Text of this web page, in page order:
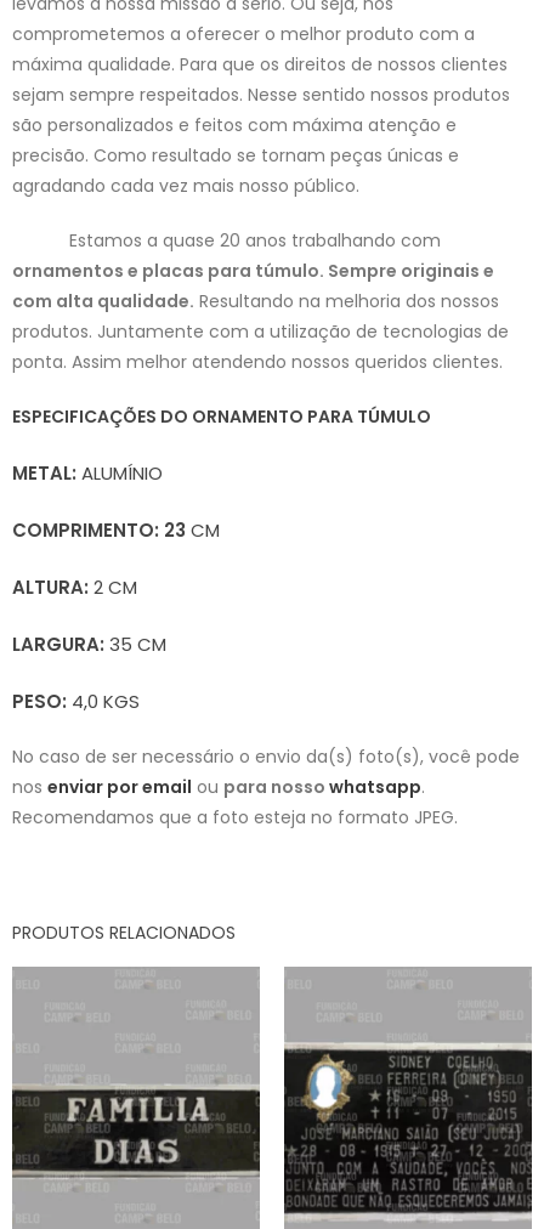
comprometemos a oferecer o melhor produto com a
máxima qualidade. Para que os direitos de nossos clientes
sejam sempre respeitados. Nesse sentido nossos produtos
são personalizados e feitos com máxima atenção e
precisão. Como resultado se tornam peças únicas e
agradando cada vez mais nosso público.
Estamos a quase 20 anos trabalhando com
ornamentos e placas para túmulo. Sempre originais e
com alta qualidade. Resultando na melhoria dos nossos
produtos. Juntamente com a utilização de tecnologias de
ponta. Assim melhor atendendo nossos queridos clientes.
ESPECIFICAÇÕES DO ORNAMENTO PARA TÚMULO
METAL: ALUMÍNIO
COMPRIMENTO: 23 CM
ALTURA: 2 CM
LARGURA: 35 CM
PESO: 4,0 KGS
No caso de ser necessário o envio da(s) foto(s), você pode
nos enviar por email ou para nosso whatsapp.
Recomendamos que a foto esteja no formato JPEG.
PRODUTOS RELACIONADOS